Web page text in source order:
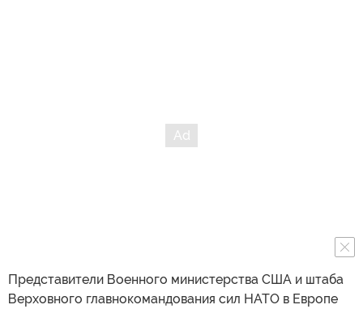
Представители Военного министерства США и штаба
Верховного главнокомандования сил НАТО в Европе